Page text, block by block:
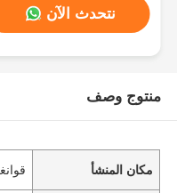
نتحدث الآن
منتوج وصف
مكان المنشأ